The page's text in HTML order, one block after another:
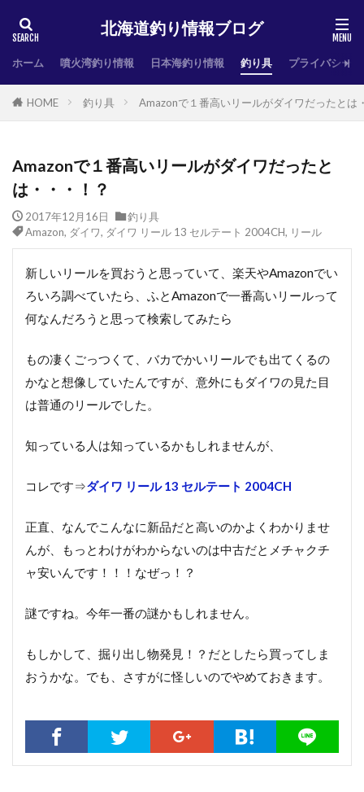
北海道釣り情報ブログ
ホーム 噴火湾釣り情報 日本海釣り情報 釣り具 プライバシー
HOME 釣り具 Amazonで１番高いリールがダイワだったとは
Amazonで１番高いリールがダイワだったと
は・・・！？
2017年12月16日
釣り具
Amazon, ダイワ, ダイワ リール 13 セルテート 2004CH, リール
新しいリールを買おうと思っていて、楽天やAmazonでい
ろいろ調べていたら、ふとAmazonで一番高いリールって
何なんだろうと思って検索してみたら
もの凄くごっつくて、バカでかいリールでも出てくるの
かなと想像していたんですが、意外にもダイワの見た目
は普通のリールでした。
知っている人は知っているかもしれませんが、
コレです⇒ダイワ リール 13 セルテート 2004CH
正直、なんでこんなに新品だと高いのかよくわかりませ
んが、もっとわけがわからないのは中古だとメチャクチ
ャ安いんです！！！なぜっ！？
謎ですね。今年一番の謎かもしれません。
もしかして、掘り出し物発見！？だとしたら買ってしま
おうかな。でも、さすがに怪しいのでやめておきます。